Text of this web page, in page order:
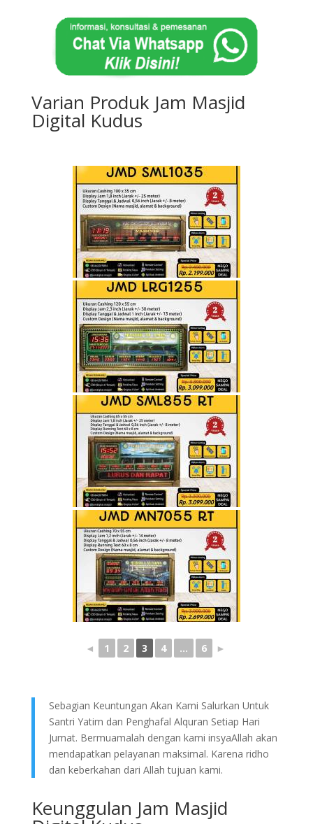
Varian Produk Jam Masjid
Digital Kudus
◄ 1 2 3 4 ... 6 ►
Sebagian Keuntungan Akan Kami Salurkan Untuk
Santri Yatim dan Penghafal Alquran Setiap Hari
Jumat. Bermuamalah dengan kami insyaAllah akan
mendapatkan pelayanan maksimal. Karena ridho
dan keberkahan dari Allah tujuan kami.
Keunggulan Jam Masjid